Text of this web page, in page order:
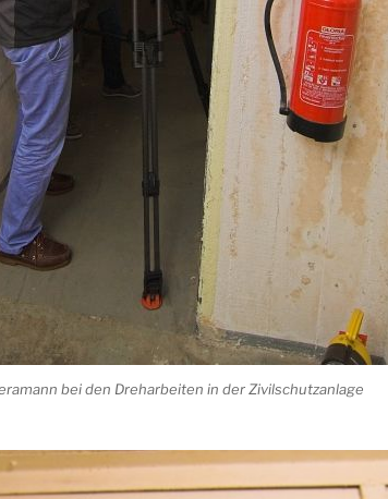
bei den Dreharbeiten in der Zivilschutzanlage